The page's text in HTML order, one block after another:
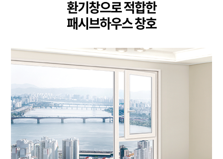
환기창으로 적합한
패시브하우스 창호